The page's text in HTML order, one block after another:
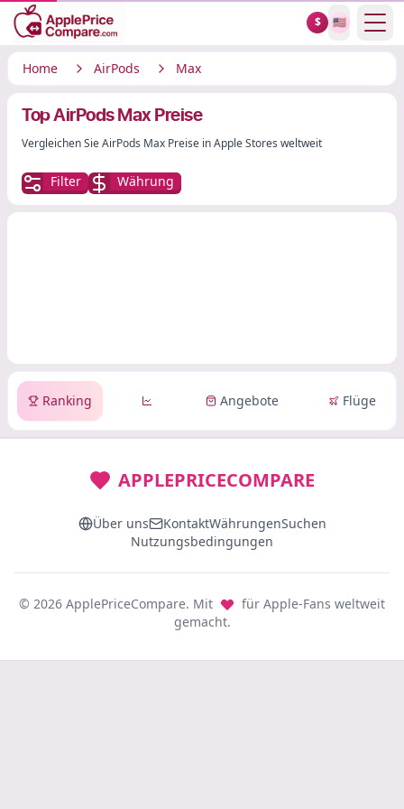
$ 🇺🇸
Home AirPods Max
Top AirPods Max Preise
Vergleichen Sie AirPods Max Preise in Apple Stores weltweit
Filter Währung
Ranking Angebote Flüge
APPLEPRICECOMPARE
Über uns KontaktWährungenSuchen
Nutzungsbedingungen
© 2026 ApplePriceCompare. Mit
für Apple-Fans weltweit
gemacht.